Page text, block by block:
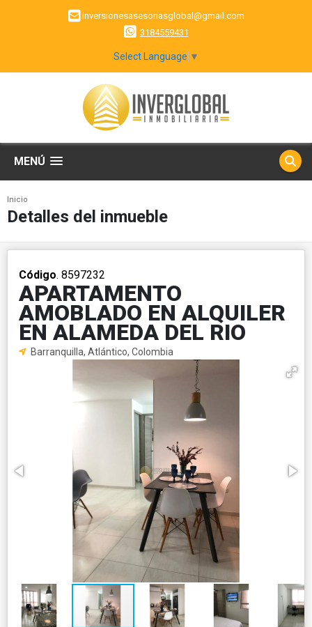
inversionesasesoriasglobal@gmail.com
3184559431
Select Language ▼
MENÚ
Inicio
Detalles del inmueble
Código. 8597232
APARTAMENTO
AMOBLADO EN ALQUILER
EN ALAMEDA DEL RIO
Barranquilla, Atlántico, Colombia